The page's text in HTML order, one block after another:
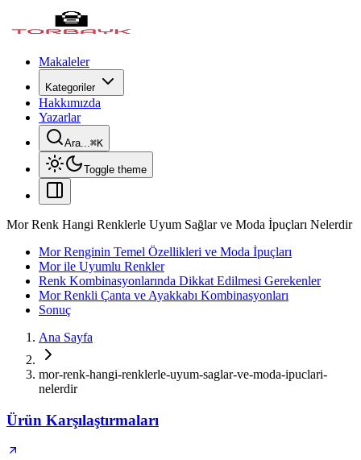
Makaleler
Kategoriler
Hakkımızda
Yazarlar
Ara...⌘K
Toggle theme
Mor Renk Hangi Renklerle Uyum Sağlar ve Moda İpuçları Nelerdir
Mor Renginin Temel Özellikleri ve Moda İpuçları
Mor ile Uyumlu Renkler
Renk Kombinasyonlarında Dikkat Edilmesi Gerekenler
Mor Renkli Çanta ve Ayakkabı Kombinasyonları
Sonuç
Ana Sayfa
mor-renk-hangi-renklerle-uyum-saglar-ve-moda-ipuclari-
nelerdir
Ürün Karşılaştırmaları